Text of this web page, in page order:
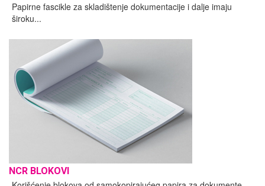
Papirne fascikle za skladištenje dokumentacije i dalje imaju
široku...
NCR BLOKOVI